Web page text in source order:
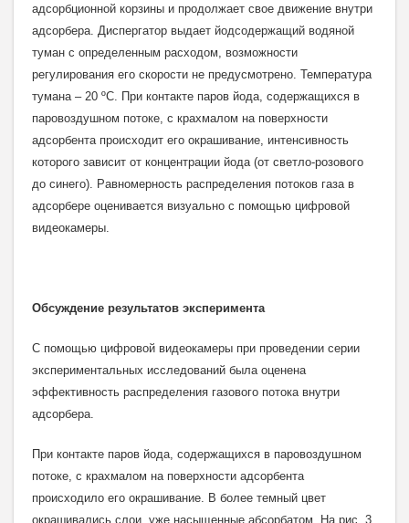
адсорбционной корзины и продолжает свое движение внутри
адсорбера. Диспергатор выдает йодсодержащий водяной
туман с определенным расходом, возможности
регулирования его скорости не предусмотрено. Температура
тумана – 20 ºС. При контакте паров йода, содержащихся в
паровоздушном потоке, с крахмалом на поверхности
адсорбента происходит его окрашивание, интенсивность
которого зависит от концентрации йода (от светло-розового
до синего). Равномерность распределения потоков газа в
адсорбере оценивается визуально с помощью цифровой
видеокамеры.
Обсуждение результатов эксперимента
С помощью цифровой видеокамеры при проведении серии
экспериментальных исследований была оценена
эффективность распределения газового потока внутри
адсорбера.
При контакте паров йода, содержащихся в паровоздушном
потоке, с крахмалом на поверхности адсорбента
происходило его окрашивание. В более темный цвет
окрашивались слои, уже насыщенные абсорбатом. На рис. 3